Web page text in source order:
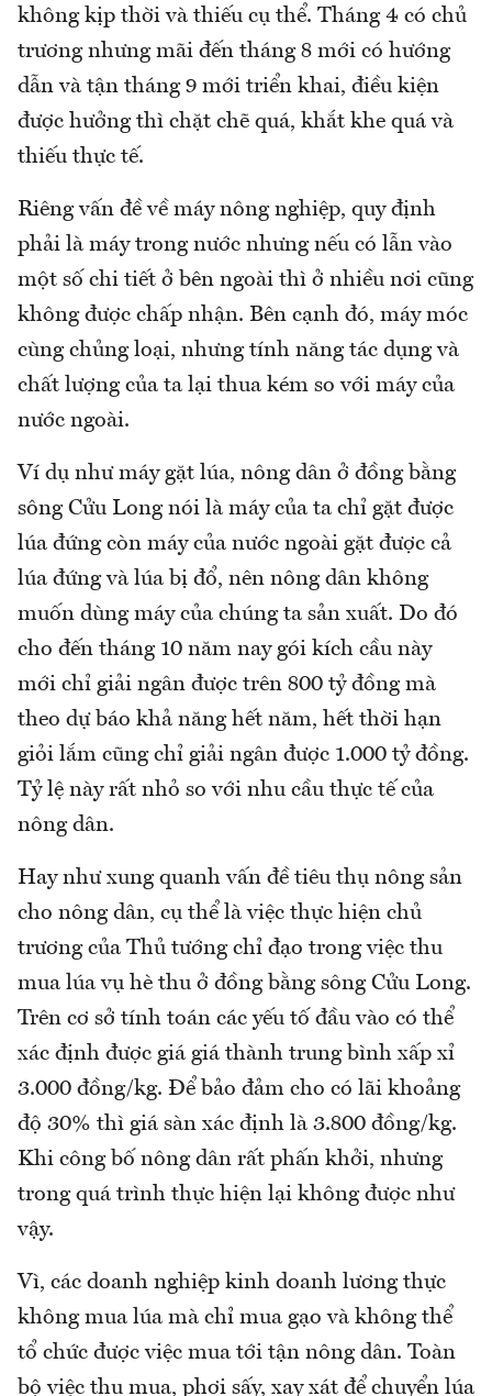
không kịp thời và thiếu cụ thể. Tháng 4 có chủ
trương nhưng mãi đến tháng 8 mới có hướng
dẫn và tận tháng 9 mới triển khai, điều kiện
được hưởng thì chặt chẽ quá, khắt khe quá và
thiếu thực tế.
Riêng vấn đề về máy nông nghiệp, quy định
phải là máy trong nước nhưng nếu có lẫn vào
một số chi tiết ở bên ngoài thì ở nhiều nơi cũng
không được chấp nhận. Bên cạnh đó, máy móc
cùng chủng loại, nhưng tính năng tác dụng và
chất lượng của ta lại thua kém so với máy của
nước ngoài.
Ví dụ như máy gặt lúa, nông dân ở đồng bằng
sông Cửu Long nói là máy của ta chỉ gặt được
lúa đứng còn máy của nước ngoài gặt được cả
lúa đứng và lúa bị đổ, nên nông dân không
muốn dùng máy của chúng ta sản xuất. Do đó
cho đến tháng 10 năm nay gói kích cầu này
mới chỉ giải ngân được trên 800 tỷ đồng mà
theo dự báo khả năng hết năm, hết thời hạn
giỏi lắm cũng chỉ giải ngân được 1.000 tỷ đồng.
Tỷ lệ này rất nhỏ so với nhu cầu thực tế của
nông dân.
Hay như xung quanh vấn đề tiêu thụ nông sản
cho nông dân, cụ thể là việc thực hiện chủ
trương của Thủ tướng chỉ đạo trong việc thu
mua lúa vụ hè thu ở đồng bằng sông Cửu Long.
Trên cơ sở tính toán các yếu tố đầu vào có thể
xác định được giá giá thành trung bình xấp xỉ
3.000 đồng/kg. Để bảo đảm cho có lãi khoảng
độ 30% thì giá sàn xác định là 3.800 đồng/kg.
Khi công bố nông dân rất phấn khởi, nhưng
trong quá trình thực hiện lại không được như
vậy.
Vì, các doanh nghiệp kinh doanh lương thực
không mua lúa mà chỉ mua gạo và không thể
tổ chức được việc mua tới tận nông dân. Toàn
bộ việc thu mua, phơi sấy, xay xát để chuyển lúa